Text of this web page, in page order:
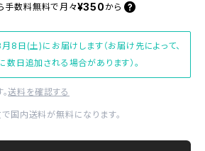
手数料無料で 月々¥350 から
8日(土)にお届けします（お届け先によって、
数日追加される場合があります）。
送料を確認する
国内送料が無料になります。